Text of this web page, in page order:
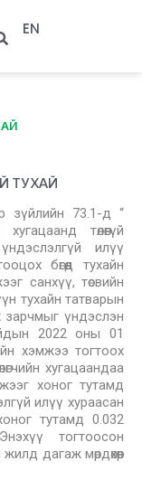
EN
ТУХАЙ
зүйлийн 73.1-д “
төлөөгүй
илүү
бөгөөд тухайн
санхүү, төсвийн
тухайн татварын
зарчмыг үндэслэн
2022 оны 01
хэмжээ тогтоох
хугацаандаа
хоног тутамд
илүү хураасан
тутамд 0.032
тогтоосон
дагаж мөрдөхөөр